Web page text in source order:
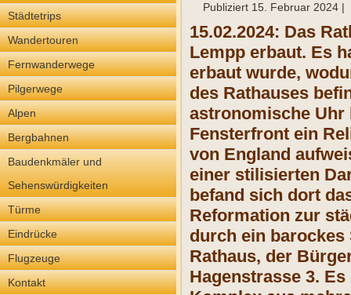
Städtetrips
Wandertouren
Fernwanderwege
Pilgerwege
Alpen
Bergbahnen
Baudenkmäler und
Sehenswürdigkeiten
Türme
Eindrücke
Flugzeuge
Kontakt
Publiziert 15. Februar 2024 |
15.02.2024: Das
Lempp erbaut. Es
erbaut wurde,
des Rathauses
astronomische Uhr
Fensterfront ein
von England
einer stilisierten
befand sich dort
Reformation zur
durch ein barockes
Rathaus, der
Hagenstrasse 3.